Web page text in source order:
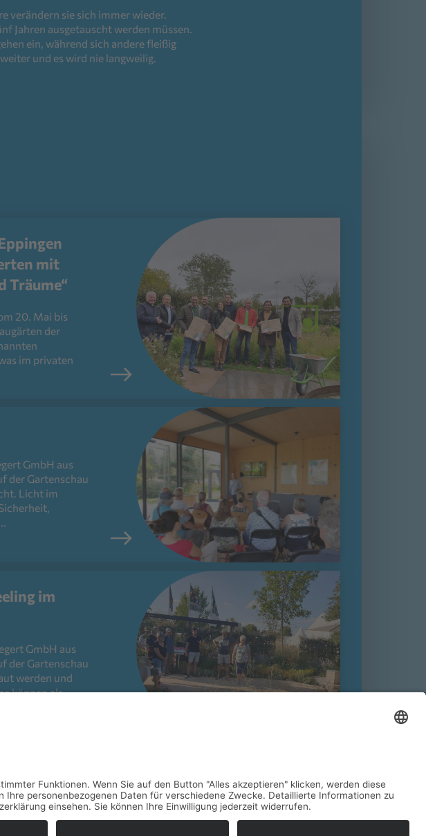
verändern sie sich immer wieder.
Jahren ausgetauscht werden müssen.
ein, während sich andere fleißig
und es wird nie langweilig.
mit
Träume“
20. Mai bis
der
im privaten
GmbH aus
der Gartenschau
Licht im
im
GmbH aus
der Gartenschau
werden und
können als